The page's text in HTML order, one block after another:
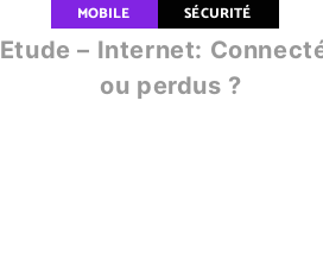
MOBILE
SÉCURITÉ
Etude – Internet:
ou perdus ?